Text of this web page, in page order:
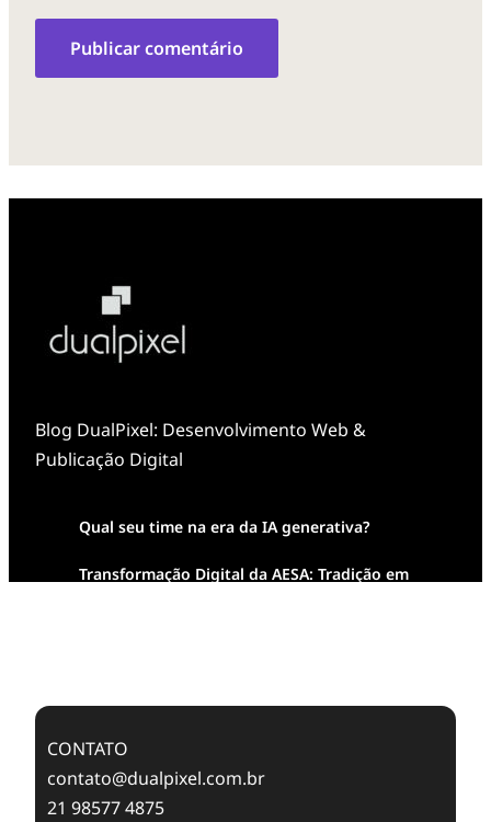
Blog DualPixel: Desenvolvimento Web &
Publicação Digital
Qual seu time na era da IA generativa?
Transformação Digital da AESA: Tradição em
CONTATO
contato@dualpixel.com.br
21 98577 4875